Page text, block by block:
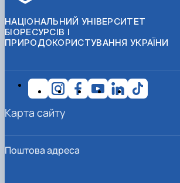
НАЦІОНАЛЬНИЙ УНІВЕРСИТЕТ
БІОРЕСУРСІВ І
ПРИРОДОКОРИСТУВАННЯ УКРАЇНИ
Поштова адреса
Карта сайту